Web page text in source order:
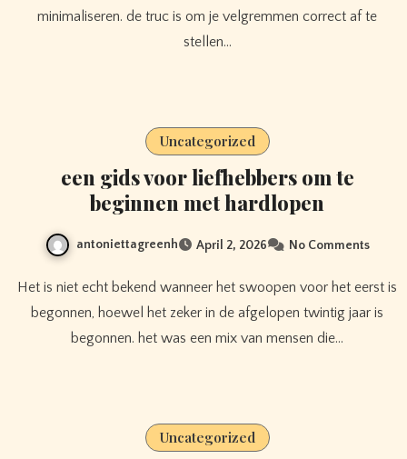
minimaliseren. de truc is om je velgremmen correct af te
stellen…
Uncategorized
een gids voor liefhebbers om te
beginnen met hardlopen
antoniettagreenh April 2, 2026 No Comments
Het is niet echt bekend wanneer het swoopen voor het eerst is
begonnen, hoewel het zeker in de afgelopen twintig jaar is
begonnen. het was een mix van mensen die…
Uncategorized